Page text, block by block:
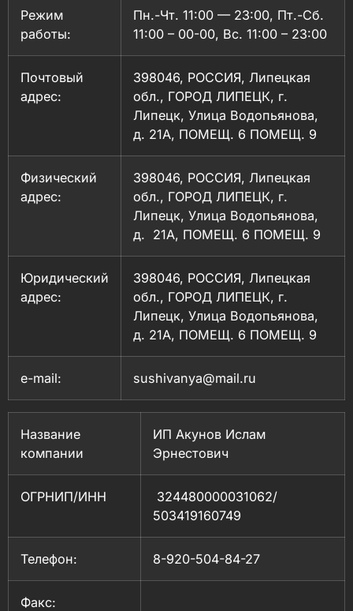
Режим
работы:
Пн.-Чт. 11:00 — 23:00, Пт.-Сб.
11:00 – 00-00, Вс. 11:00 – 23:00
Почтовый
адрес:
398046, РОССИЯ, Липецкая
обл., ГОРОД ЛИПЕЦК, г.
Липецк, Улица Водопьянова,
д. 21А, ПОМЕЩ. 6 ПОМЕЩ. 9
Физический
адрес:
398046, РОССИЯ, Липецкая
обл., ГОРОД ЛИПЕЦК, г.
Липецк, Улица Водопьянова,
д. 21А, ПОМЕЩ. 6 ПОМЕЩ. 9
Юридический
адрес:
398046, РОССИЯ, Липецкая
обл., ГОРОД ЛИПЕЦК, г.
Липецк, Улица Водопьянова,
д. 21А, ПОМЕЩ. 6 ПОМЕЩ. 9
e-mail: sushivanya@mail.ru
Название
компании
ИП Акунов Ислам
Эрнестович
ОГРНИП/ИНН
324480000031062/
503419160749
Телефон: 8-920-504-84-27
Факс: